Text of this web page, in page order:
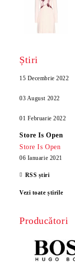
Știri
15 Decembrie 2022
03 August 2022
01 Februarie 2022
Store Is Open
Store Is Open
06 Ianuarie 2021
RSS știri
Vezi toate știrile
Producători